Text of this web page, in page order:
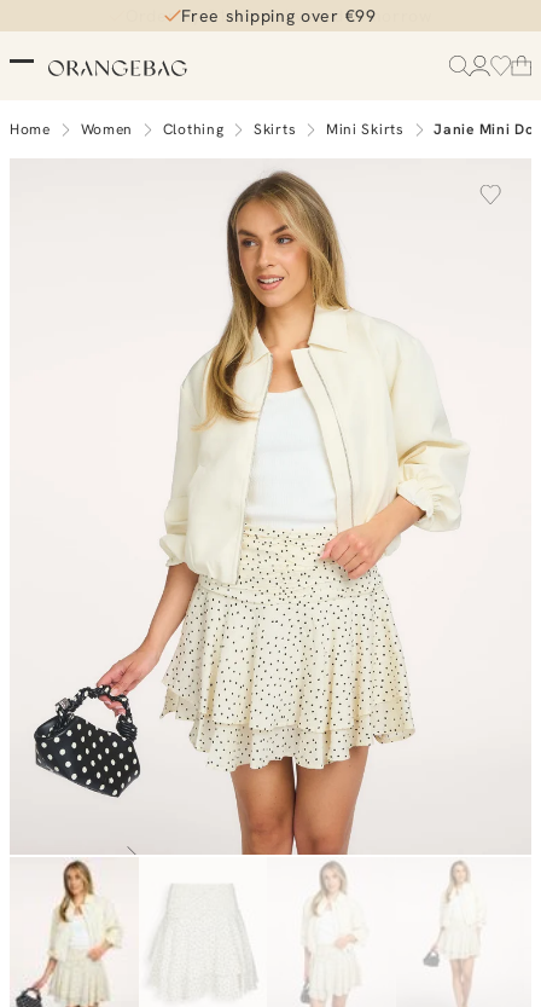
Free shipping over €99
Home Women Clothing Skirts Mini Skirts Janie Mini